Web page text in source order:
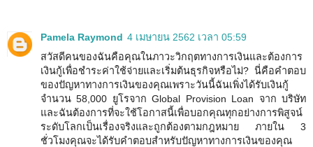
Pamela Raymond 4 เมษายน 2562 เวลา 05:59
สวัสดีคนของฉันคือคุณในภาวะวิกฤตทางการเงินและต้องการ
เงินกู้เพื่อชำระค่าใช้จ่ายและเริ่มต้นธุรกิจหรือไม่? นี่คือคำตอบ
ของปัญหาทางการเงินของคุณเพราะวันนี้ฉันเพิ่งได้รับเงินกู้
จำนวน 58,000 ยูโรจาก Global Provision Loan จาก บริษัท
และฉันต้องการที่จะใช้โอกาสนี้เพื่อบอกคุณทุกอย่างการพิสูจน์
ระดับโลกเป็นเรื่องจริงและถูกต้องตามกฎหมาย ภายใน 3
ชั่วโมงคุณจะได้รับคำตอบสำหรับปัญหาทางการเงินของคุณ